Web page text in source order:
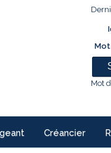
Mot
Mot
Créancier